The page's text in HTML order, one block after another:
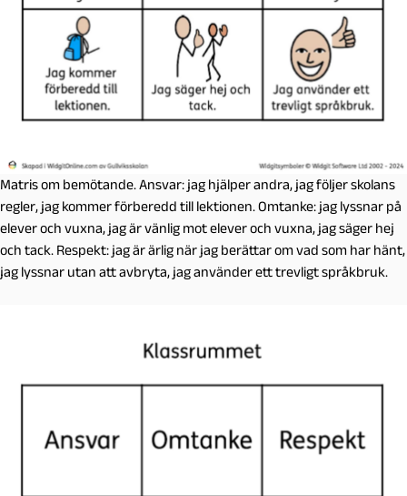
Matris om bemötande. Ansvar: jag hjälper andra, jag följer skolans
regler, jag kommer förberedd till lektionen. Omtanke: jag lyssnar på
elever och vuxna, jag är vänlig mot elever och vuxna, jag säger hej
och tack. Respekt: jag är ärlig när jag berättar om vad som har hänt,
jag lyssnar utan att avbryta, jag använder ett trevligt språkbruk.